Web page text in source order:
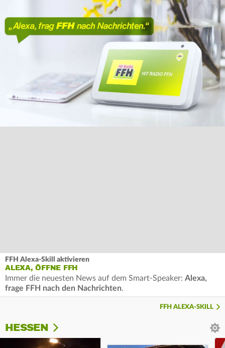
FFH Alexa-Skill aktivieren
ALEXA, ÖFFNE FFH
Immer die neuesten News auf dem Smart-Speaker: Alexa,
frage FFH nach den Nachrichten.
FFH ALEXA-SKILL
HESSEN